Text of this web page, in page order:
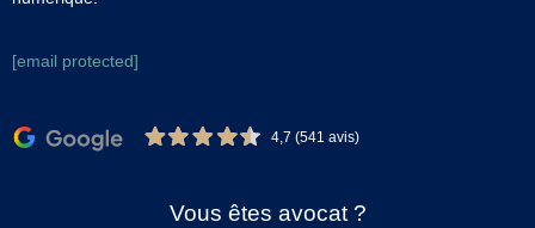
[email protected]
4,7 (541 avis)
Vous êtes avocat ?